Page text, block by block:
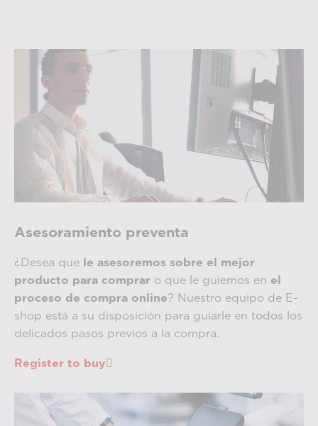
Asesoramiento preventa
¿Desea que le asesoremos sobre el mejor
producto para comprar o que le guiemos en el
proceso de compra online? Nuestro equipo de E-
shop está a su disposición para guiarle en todos los
delicados pasos previos a la compra.
Register to buy